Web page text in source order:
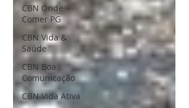
CBN Onde
Comer PG
CBN Vida &
Saúde
CBN Boa
Comunicação
CBN Vida Ativa